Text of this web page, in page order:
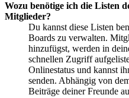
Wozu benötige ich die Listen
Mitglieder?
Du kannst diese Listen
Boards zu verwalten.
hinzufügst, werden in
schnellen Zugriff
Onlinestatus und kannst
senden. Abhängig von
Beiträge deiner Freunde